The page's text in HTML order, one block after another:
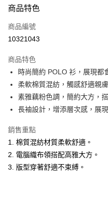
信用卡一次付款
超商取貨付款
Apple Pay
悠遊付
Google Pay
ATM付款
全家取貨付款
商品特色
商品編號
10321043
商品特色
時尚簡約 POLO 衫，展現都
柔軟棉質混紡，觸感舒適親膚
素雅藕粉色調，簡約大方，
長袖設計，增添層次感，展
銷售重點
1. 棉質混紡材質柔軟舒適。
2. 電腦織布領搭配高雅大方。
3. 版型穿著舒適不束縛。